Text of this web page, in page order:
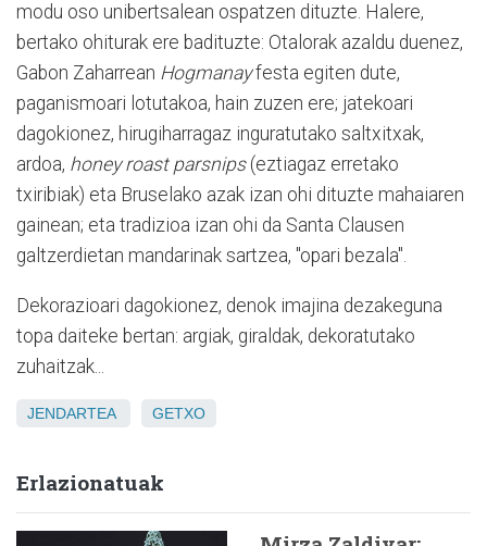
modu oso unibertsalean ospatzen dituzte. Halere,
bertako ohiturak ere badituzte: Otalorak azaldu duenez,
Gabon Zaharrean Hogmanayfesta egiten dute,
paganismoari lotutakoa, hain zuzen ere; jatekoari
dagokionez, hirugiharragaz inguratutako saltxitxak,
ardoa, honey roast parsnips(eztiagaz erretako
txiribiak) eta Bruselako azak izan ohi dituzte mahaiaren
gainean; eta tradizioa izan ohi da Santa Clausen
galtzerdietan mandarinak sartzea, "opari bezala".
Dekorazioari dagokionez, denok imajina dezakeguna
topa daiteke bertan: argiak, giraldak, dekoratutako
zuhaitzak...
JENDARTEA GETXO
Erlazionatuak